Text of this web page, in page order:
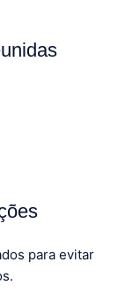
para evitar